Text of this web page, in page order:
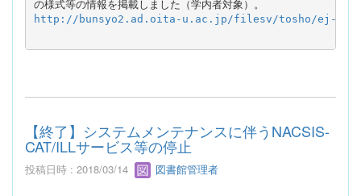
http://bunsyo2.ad.oita-u.ac.jp/filesv/tosho/ej-
【終了】システムメンテナンスに伴うNACSIS-
CAT/ILLサービス等の停止
投稿日時 : 2018/03/14 図書館管理者